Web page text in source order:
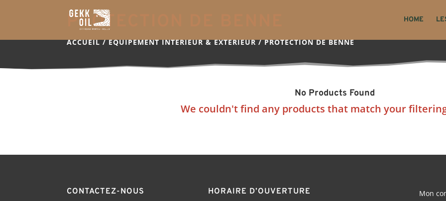
HOME
PROTECTION DE BENNE
ACCUEIL/EQUIPEMENT INTERIEUR & EXTERIEUR/PROTECTION DE BENNE
No Products Found
We couldn't find any products that match your
CONTACTEZ-NOUS HORAIRE D’OUVERTURE
Mon